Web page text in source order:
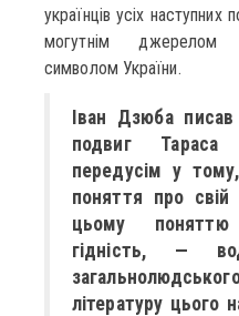
українців усіх наступних
могутнім джерелом
символом України.
Іван Дзюба
подвиг Тараса
передусім у
поняття про
цьому поняттю
гідність, —
літературу цього